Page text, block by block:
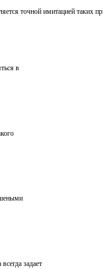
точной имитацией таких
в
задает